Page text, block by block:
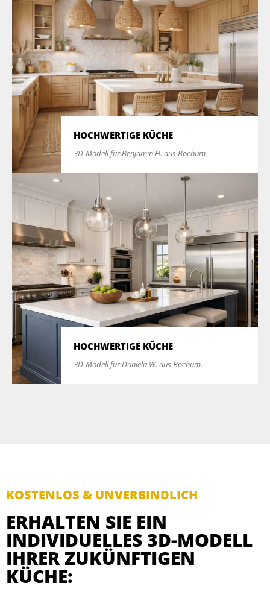
HOCHWERTIGE KÜCHE
3D-Modell für Benjamin H. aus Bochum.
HOCHWERTIGE KÜCHE
3D-Modell für Daniela W. aus Bochum.
KOSTENLOS & UNVERBINDLICH
ERHALTEN SIE EIN
INDIVIDUELLES 3D-MODELL
IHRER ZUKÜNFTIGEN
KÜCHE: